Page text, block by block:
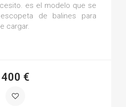
es el modelo que se
de balines para
cargar.
400 €